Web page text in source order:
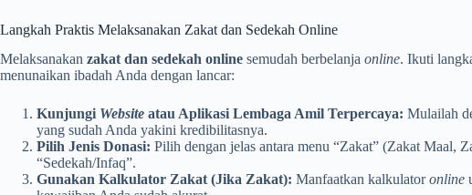
Langkah Praktis Melaksanakan Zakat dan Sedekah Online
Melaksanakan zakat dan sedekah online semudah berbelanja online. Ikuti
menunaikan ibadah Anda dengan lancar:
Kunjungi Website atau Aplikasi Lembaga Amil Terpercaya: Mulailah
yang sudah Anda yakini kredibilitasnya.
Pilih Jenis Donasi: Pilih dengan jelas antara menu “Zakat” (Zakat Maal,
“Sedekah/Infaq”.
Gunakan Kalkulator Zakat (Jika Zakat): Manfaatkan kalkulatoronline